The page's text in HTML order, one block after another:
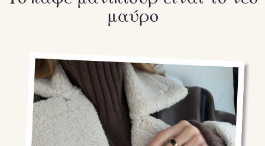
FOLLOW
Facebook
Instagram
Youtube
μαύρο